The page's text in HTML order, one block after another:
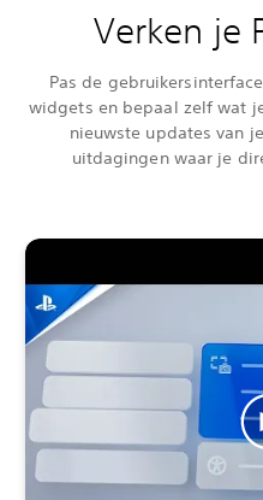
Verken je
Pas de
widgets en bepaal zelf wat
nieuwste updates van
uitdagingen waar je